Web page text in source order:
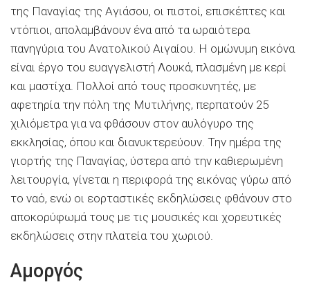
της Παναγίας της Αγιάσου, οι πιστοί, επισκέπτες και
ντόπιοι, απολαμβάνουν ένα από τα ωραιότερα
πανηγύρια του Ανατολικού Αιγαίου. Η ομώνυμη εικόνα
είναι έργο του ευαγγελιστή Λουκά, πλασμένη με κερί
και μαστίχα. Πολλοί από τους προσκυνητές, με
αφετηρία την πόλη της Μυτιλήνης, περπατούν 25
χιλιόμετρα για να φθάσουν στον αυλόγυρο της
εκκλησίας, όπου και διανυκτερεύουν. Την ημέρα της
γιορτής της Παναγίας, ύστερα από την καθιερωμένη
λειτουργία, γίνεται η περιφορά της εικόνας γύρω από
το ναό, ενώ οι εορταστικές εκδηλώσεις φθάνουν στο
αποκορύφωμά τους με τις μουσικές και χορευτικές
εκδηλώσεις στην πλατεία του χωριού.
Αμοργός